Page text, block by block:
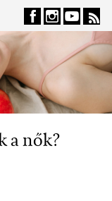
a nők?